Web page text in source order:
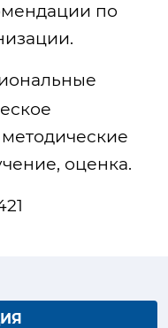
по
оценка.